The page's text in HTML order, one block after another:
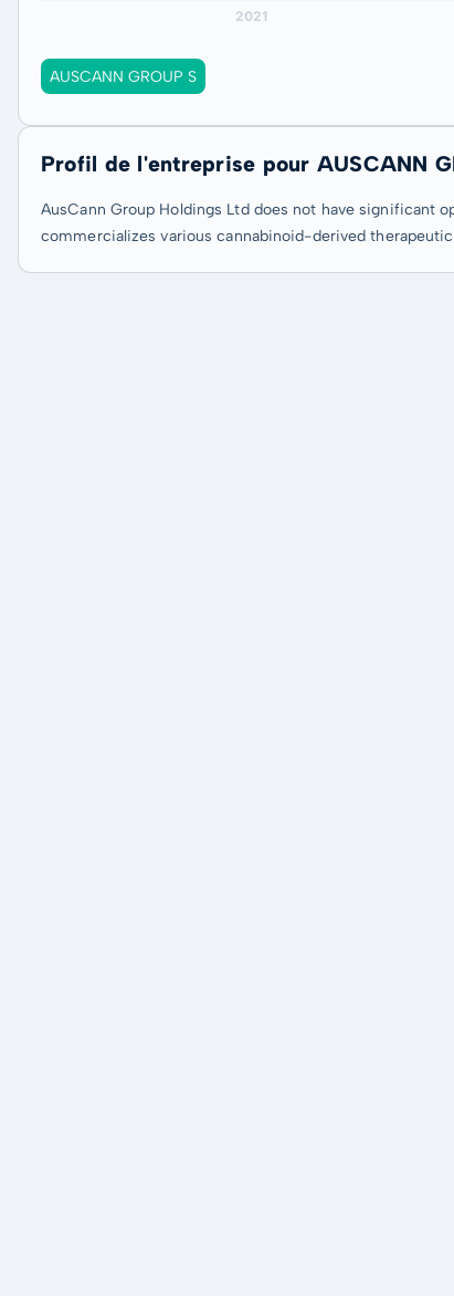
AUSCANN GROUP S
Profil de l'entreprise pour AUSCANN
AusCann Group Holdings Ltd does not have significant
commercializes various cannabinoid-derived